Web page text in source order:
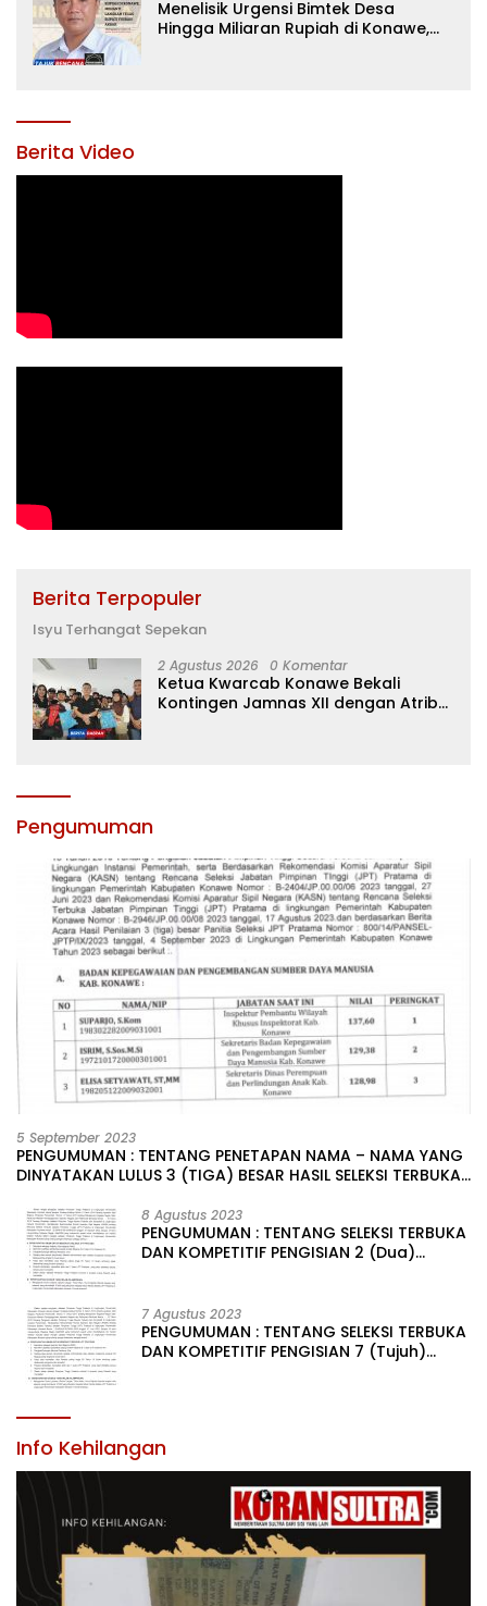
Menelisik Urgensi Bimtek Desa
Hingga Miliaran Rupiah di Konawe,
Berita Video
Berita Terpopuler
Isyu Terhangat Sepekan
2 Agustus 2026 0 Komentar
Ketua Kwarcab Konawe Bekali
Kontingen Jamnas XII dengan Atribut
Pengumuman
5 September 2023
PENGUMUMAN : TENTANG PENETAPAN NAMA – NAMA YANG
DINYATAKAN LULUS 3 (TIGA) BESAR HASIL SELEKSI TERBUKA
LINGKUNGAN PEMERINTAH DAERAH KABUPATEN KONAWE
8 Agustus 2023
PENGUMUMAN : TENTANG SELEKSI TERBUKA
DAN KOMPETITIF PENGISIAN 2 (Dua)
KABUPATEN KONAWE
7 Agustus 2023
PENGUMUMAN : TENTANG SELEKSI TERBUKA
DAN KOMPETITIF PENGISIAN 7 (Tujuh)
Info Kehilangan